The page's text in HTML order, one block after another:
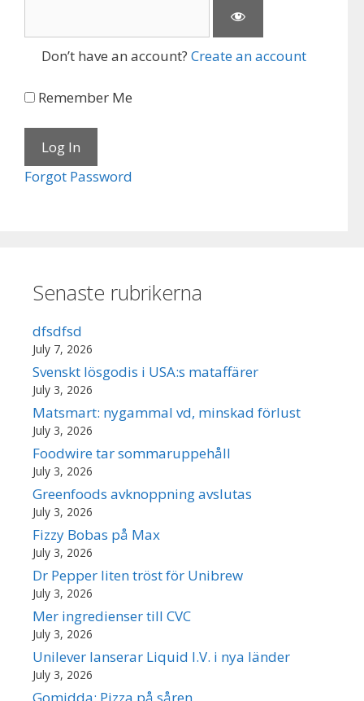
Don’t have an account? Create an account
Remember Me
Forgot Password
Senaste rubrikerna
dfsdfsd
July 7, 2026
Svenskt lösgodis i USA:s mataffärer
July 3, 2026
Matsmart: nygammal vd, minskad förlust
July 3, 2026
Foodwire tar sommaruppehåll
July 3, 2026
Greenfoods avknoppning avslutas
July 3, 2026
Fizzy Bobas på Max
July 3, 2026
Dr Pepper liten tröst för Unibrew
July 3, 2026
Mer ingredienser till CVC
July 3, 2026
Unilever lanserar Liquid I.V. i nya länder
July 3, 2026